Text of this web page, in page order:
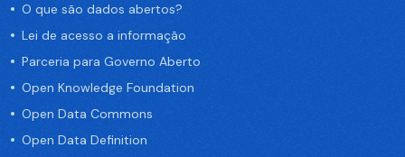
O que são dados abertos?
Lei de acesso a informação
Parceria para Governo Aberto
Open Knowledge Foundation
Open Data Commons
Open Data Definition